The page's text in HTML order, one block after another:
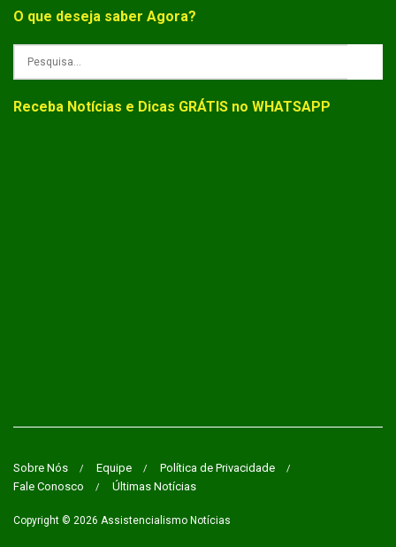
O que deseja saber Agora?
Receba Notícias e Dicas GRÁTIS no WHATSAPP
Sobre Nós Equipe
Política de Privacidade
Fale Conosco
Últimas Notícias
Copyright © 2026 Assistencialismo Notícias